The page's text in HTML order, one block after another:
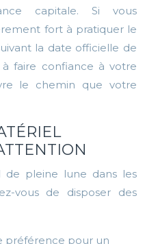
capitale. Si vous
fort à pratiquer le
la date officielle de
à faire confiance à votre
le chemin que votre
pleine lune dans les
vous de disposer des
préférence pour un